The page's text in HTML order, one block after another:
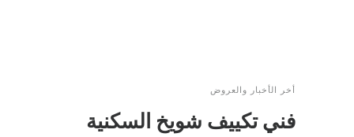
أخر الأخبار والعروض
فني تكييف شويخ السكنية